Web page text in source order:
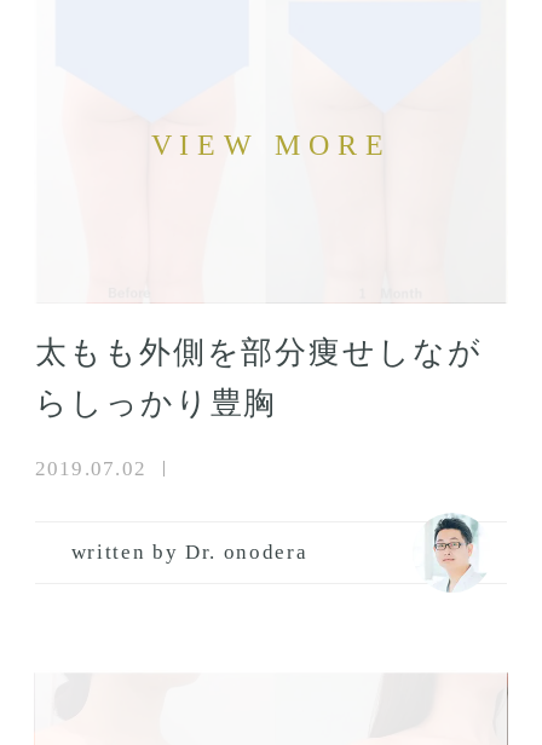
太もも外側を部分痩せしなが
らしっかり豊胸
2019.07.02
written by Dr. onodera